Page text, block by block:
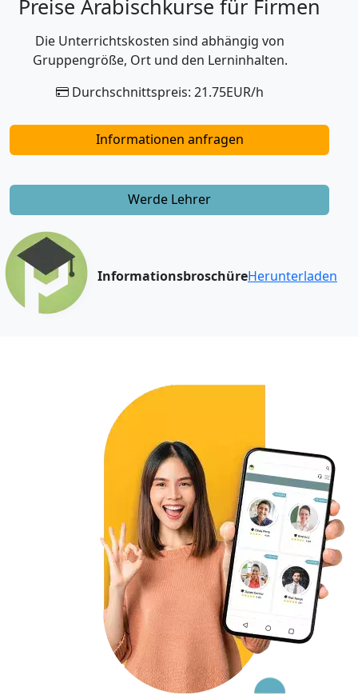
Preise Arabischkurse für Firmen
Die Unterrichtskosten sind abhängig von
Gruppengröße, Ort und den Lerninhalten.
Durchschnittspreis: 21.75EUR/h
Informationen anfragen
Werde Lehrer
InformationsbroschüreHerunterladen